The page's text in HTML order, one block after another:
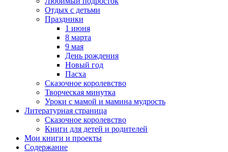
Отдых с детьми
Праздники
1 июня
8 марта
9 мая
День рождения
Новый год
Пасха
Сказочное королевство
Творческая минутка
Уроки с мамой и мамина мудрость
Литературная страница
Сказочное королевство
Книги для детей и родителей
Мои книги и проекты
Содержание